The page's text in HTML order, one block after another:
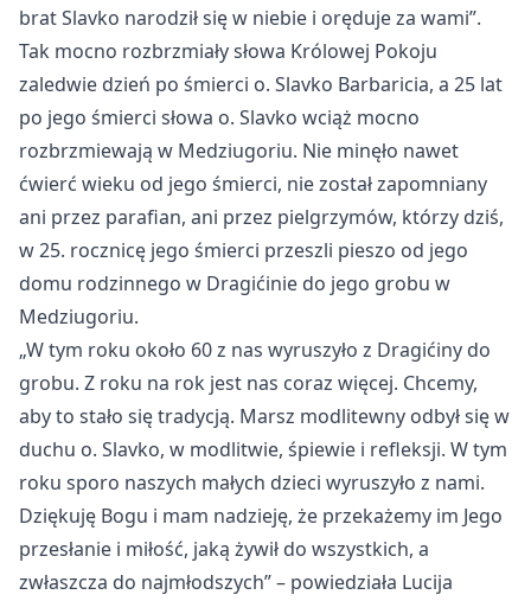
brat Slavko narodził się w niebie i oręduje za wami”.
Tak mocno rozbrzmiały słowa Królowej Pokoju
zaledwie dzień po śmierci o. Slavko Barbaricia, a 25 lat
po jego śmierci słowa o. Slavko wciąż mocno
rozbrzmiewają w Medziugoriu. Nie minęło nawet
ćwierć wieku od jego śmierci, nie został zapomniany
ani przez parafian, ani przez pielgrzymów, którzy dziś,
w 25. rocznicę jego śmierci przeszli pieszo od jego
domu rodzinnego w Dragićinie do jego grobu w
Medziugoriu.
„W tym roku około 60 z nas wyruszyło z Dragićiny do
grobu. Z roku na rok jest nas coraz więcej. Chcemy,
aby to stało się tradycją. Marsz modlitewny odbył się w
duchu o. Slavko, w modlitwie, śpiewie i refleksji. W tym
roku sporo naszych małych dzieci wyruszyło z nami.
Dziękuję Bogu i mam nadzieję, że przekażemy im Jego
przesłanie i miłość, jaką żywił do wszystkich, a
zwłaszcza do najmłodszych”– powiedziała Lucija